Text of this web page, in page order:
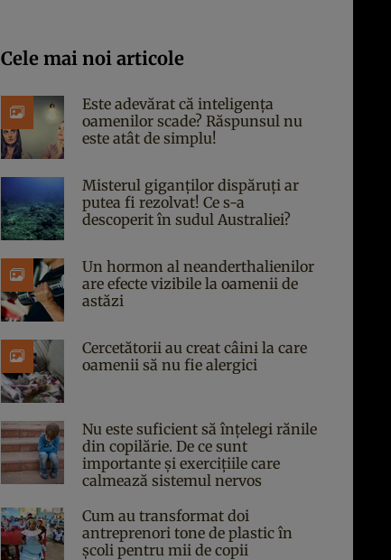
Cele mai noi articole
Este adevărat că inteligența
oamenilor scade? Răspunsul nu
este atât de simplu!
Misterul giganților dispăruți ar
putea fi rezolvat! Ce s-a
descoperit în sudul Australiei?
Un hormon al neanderthalienilor
are efecte vizibile la oamenii de
astăzi
Cercetătorii au creat câini la care
oamenii să nu fie alergici
Nu este suficient să înțelegi rănile
din copilărie. De ce sunt
importante și exercițiile care
calmează sistemul nervos
Cum au transformat doi
antreprenori tone de plastic în
școli pentru mii de copii